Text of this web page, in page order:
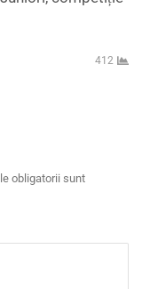
412
obligatorii sunt